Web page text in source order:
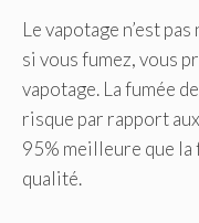
Le vapotage n’est
si vous fumez, vous
vapotage. La fumée
risque par rapport
95% meilleure que la
qualité.